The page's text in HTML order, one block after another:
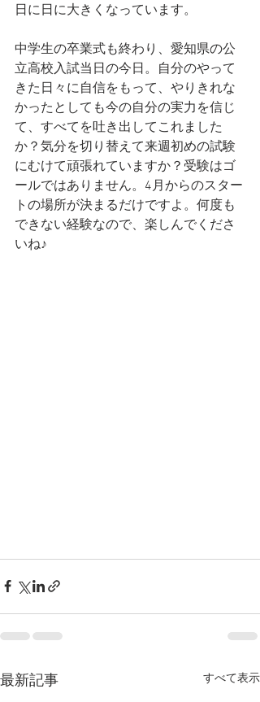
日に日に大きくなっています。
中学生の卒業式も終わり、愛知県の公
立高校入試当日の今日。自分のやって
きた日々に自信をもって、やりきれな
かったとしても今の自分の実力を信じ
て、すべてを吐き出してこれました
か？気分を切り替えて来週初めの試験
にむけて頑張れていますか？受験はゴ
ールではありません。4月からのスター
トの場所が決まるだけですよ。何度も
できない経験なので、楽しんでくださ
いね♪
最新記事 すべて表示